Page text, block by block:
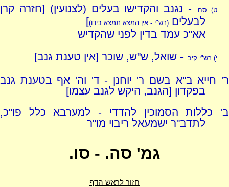
ט) סח: - נגנב והקדישו בעלים (לצנועין) [חזרה קרן
לבעלים(רש"י - אין המצא תמצא בידו)]
אא"כ עמד בדין לפני שהקדיש
י) רש"י קיב. - שואל, ש"ש, שוכר [אין טענת גנב]
ר' חייא ב"א בשם ר' יוחנן - ד' וה' אף בטענת גנב
בפקדון [הגנב, היקש לגנב עצמו]
ב' כללות הסמוכין להדדי - למערבא כלל פו"כ,
לתדב"ר ישמעאל ריבוי מו"ר
גמ' סה. - סו.
חזור לראש הדף